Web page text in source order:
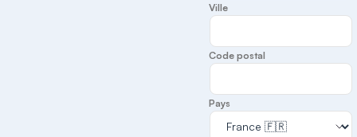
Ville
Code postal
Pays